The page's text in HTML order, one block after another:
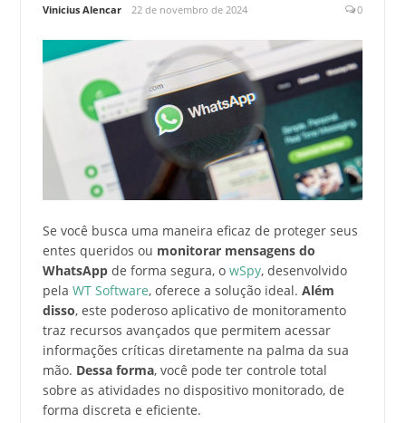
Vinicius Alencar 22 de novembro de 2024 0
Se você busca uma maneira eficaz de proteger seus
entes queridos ou monitorar mensagens do
WhatsAppde forma segura, o wSpy, desenvolvido
pela WT Software, oferece a solução ideal. Além
disso, este poderoso aplicativo de monitoramento
traz recursos avançados que permitem acessar
informações críticas diretamente na palma da sua
mão. Dessa forma, você pode ter controle total
sobre as atividades no dispositivo monitorado, de
forma discreta e eficiente.